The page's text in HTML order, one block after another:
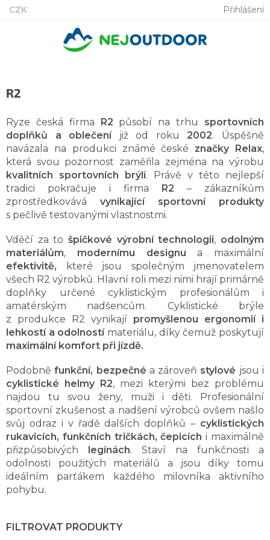
Přejít
CZK Přihlášení
R2
Ryze česká firma R2 působí na trhu sportovních
doplňků a oblečeníjiž od roku2002. Úspěšně
navázala na produkci známé české značky Relax,
která svou pozornost zaměřila zejména na výrobu
kvalitních sportovních brýlí. Právě v této nejlepší
tradici pokračuje i firma R2 – zákazníkům
zprostředkovává vynikající sportovní produkty
s pečlivě testovanými vlastnostmi.
Vděčí za to špičkové výrobní technologii, odolným
materiálům, modernímu designu a maximální
efektivitě,
které jsou společným jmenovatelem
všech R2 výrobků. Hlavní roli mezi nimi hrají primárně
doplňky určené cyklistickým profesionálům i
amatérským nadšencům. Cyklistické brýle
z produkce R2 vynikají promyšlenou ergonomií i
lehkostí a odolnostímateriálu, díky čemuž poskytují
maximální komfort při jízdě.
Podobněfunkční, bezpečné a zároveň stylové jsou i
cyklistické helmy R2, mezi kterými bez problému
najdou tu svou ženy, muži i děti. Profesionální
sportovní zkušenost a nadšení výrobců ovšem našlo
svůj odraz i v řadě dalších doplňků – cyklistických
rukavicích, funkčních tričkách, čepicích i maximálně
přizpůsobivých legínách. Staví na funkčnosti a
odolnosti použitých materiálů a jsou díky tomu
ideálním parťákem každého milovníka aktivního
pohybu.